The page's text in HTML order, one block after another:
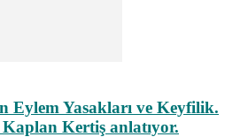
Eylem Yasakları ve Keyfilik.
Kertiş anlatıyor.